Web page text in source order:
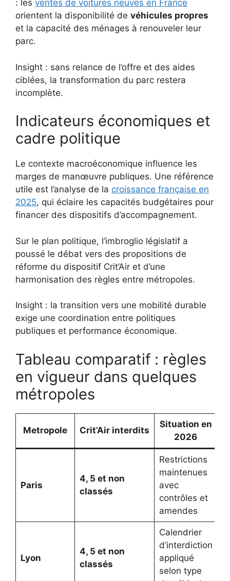
: les ventes de voitures neuves en France
orientent la disponibilité de véhicules propres
et la capacité des ménages à renouveler leur
parc.
Insight : sans relance de l’offre et des aides
ciblées, la transformation du parc restera
incomplète.
Indicateurs économiques et
cadre politique
Le contexte macroéconomique influence les
marges de manœuvre publiques. Une référence
utile est l’analyse de la croissance française en
2025, qui éclaire les capacités budgétaires pour
financer des dispositifs d’accompagnement.
Sur le plan politique, l’imbroglio législatif a
poussé le débat vers des propositions de
réforme du dispositif Crit’Air et d’une
harmonisation des règles entre métropoles.
Insight : la transition vers une mobilité durable
exige une coordination entre politiques
publiques et performance économique.
Tableau comparatif : règles
en vigueur dans quelques
métropoles
Metropole Crit’Air interdits
Situation en
2026
Paris
4, 5 et non
classés
Restrictions
maintenues
avec
contrôles et
amendes
Lyon
4, 5 et non
classés
Calendrier
d’interdiction
appliqué
selon type